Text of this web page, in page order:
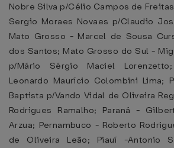
Nobre Silva p/Célio Campos de
Sergio Moraes Novaes p/Claudio
Mato Grosso - Marcel de Sousa
dos Santos; Mato Grosso do Sul -
p/Mário Sérgio Maciel
Leonardo Maurício Colombini Lima;
Baptista p/Vando Vidal de Oliveira
Rodrigues Ramalho; Paraná -
Arzua; Pernambuco - Roberto
de Oliveira Leão; Piauí -Antonio